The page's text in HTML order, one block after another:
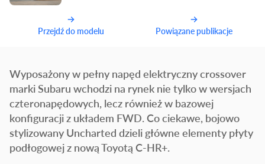
Przejdź do modelu Powiązane publikacje
Wyposażony w pełny napęd elektryczny crossover
marki Subaru wchodzi na rynek nie tylko w wersjach
czteronapędowych, lecz również w bazowej
konfiguracji z układem FWD. Co ciekawe, bojowo
stylizowany Uncharted dzieli główne elementy płyty
podłogowej z nową Toyotą C-HR+.